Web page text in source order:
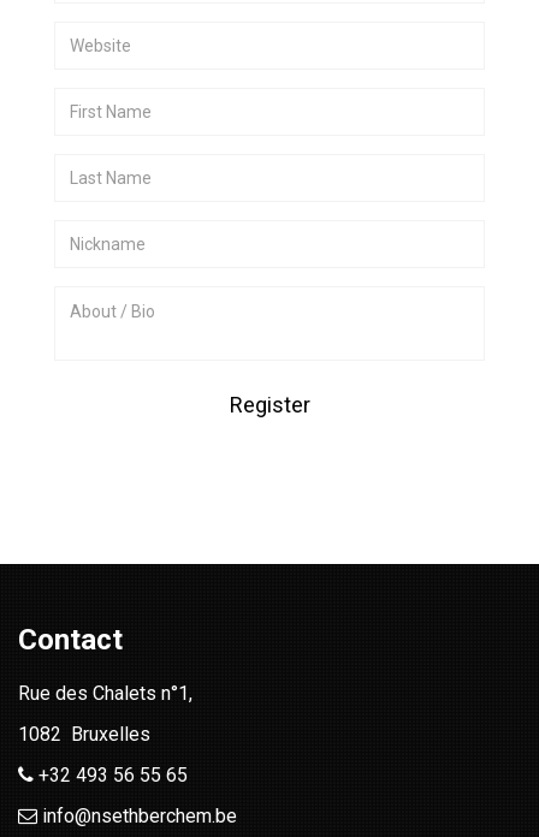
Contact
Rue des Chalets n°1,
1082 Bruxelles
+32 493 56 55 65
info@nsethberchem.be